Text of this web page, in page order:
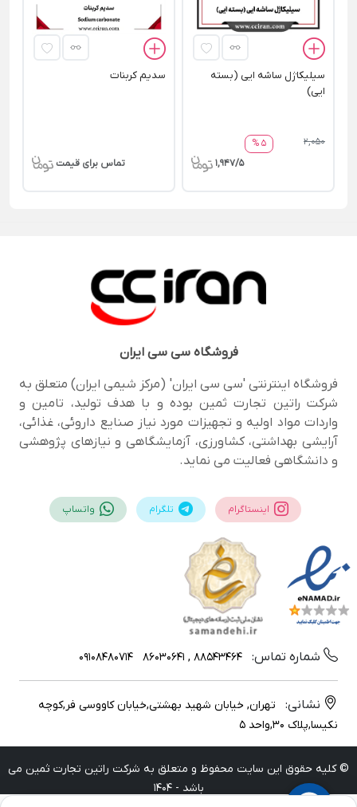
سیلیکاژل ساشه ایی (بسته
ایی)
5 %
2,050
1,947/5
سدیم کربنات
تماس برای قیمت
فروشگاهسی سی ایران
فروشگاه اینترنتی 'سی سی ایران' (مرکز شیمی ایران) متعلق به
شرکت راتین تجارت ثمین بوده و با هدف تولید، تامین و
واردات مواد اولیه و تجهیزات مورد نیاز صنایع داروئی، غذائی،
آرایشی بهداشتی، کشاورزی، آزمایشگاهی و نیازهای پژوهشی
و دانشگاهی فعالیت می نماید.
اینستاگرام تلگرام واتساپ
شماره تماس: 88543464 , 86030641
09108480714
نشانی:
تهران, خیابان شهید بهشتی,خیابان کاووسی فر,کوچه
نکیسا,پلاک 30,واحد 5
© کلیه حقوق این سایت محفوظ و متعلق به شرکت راتین تجارت ثمین می
باشد - 1404